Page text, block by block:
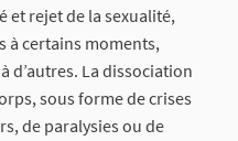
et rejet de la sexualité,
à certains moments,
d’autres. La dissociation
sous forme de crises
de paralysies ou de